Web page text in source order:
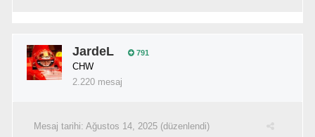
JardeL 791
CHW
2.220 mesaj
Mesaj tarihi: Ağustos 14, 2025 (düzenlendi)